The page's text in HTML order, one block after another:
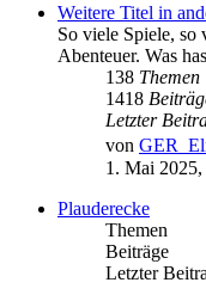
Weitere Titel in
So viele Spiele, so
Abenteuer. Was
138 Themen
1418
Letzter
von
1. Mai 2025,
Plauderecke
Themen
Beiträge
Letzter